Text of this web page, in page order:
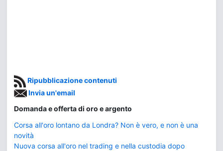
Ripubblicazione contenuti
Invia un'email
Domanda e offerta di oro e argento
Corsa all'oro lontano da Londra? Non è vero, e non è una
novità
Nuova corsa all'oro nel trading e nella custodia dopo